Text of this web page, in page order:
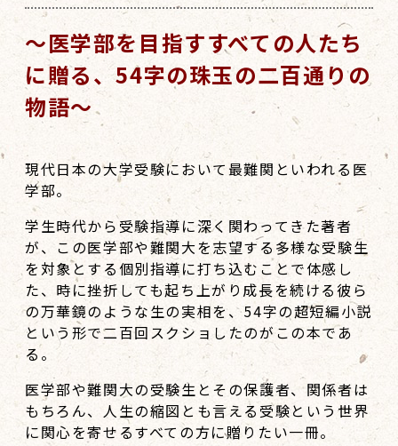
～医学部を目指すすべての人たち
に贈る、54字の珠玉の二百通りの
物語～
現代日本の大学受験において最難関といわれる医
学部。
学生時代から受験指導に深く関わってきた著者
が、この医学部や難関大を志望する多様な受験生
を対象とする個別指導に打ち込むことで体感し
た、時に挫折しても起ち上がり成長を続ける彼ら
の万華鏡のような生の実相を、54字の超短編小説
という形で二百回スクショしたのがこの本であ
る。
医学部や難関大の受験生とその保護者、関係者は
もちろん、人生の縮図とも言える受験という世界
に関心を寄せるすべての方に贈りたい一冊。